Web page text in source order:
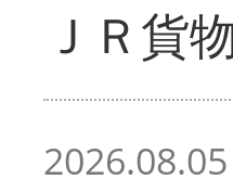
ＪＲ貨
2026.08.05